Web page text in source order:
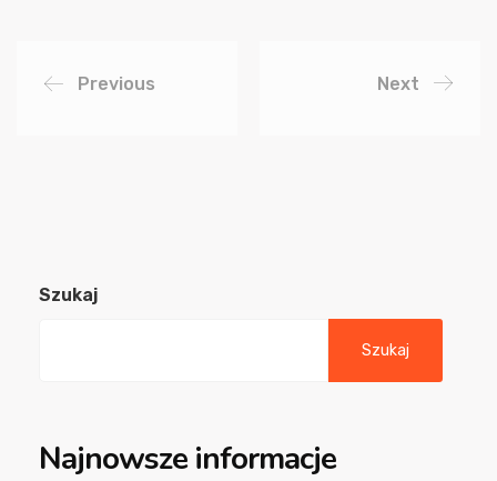
Previous Next
Szukaj
Szukaj
Najnowsze informacje